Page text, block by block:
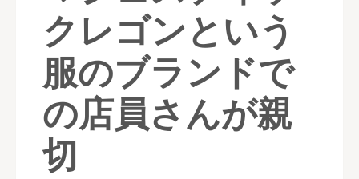
クレゴンという
服のブランドで
の店員さんが親
切